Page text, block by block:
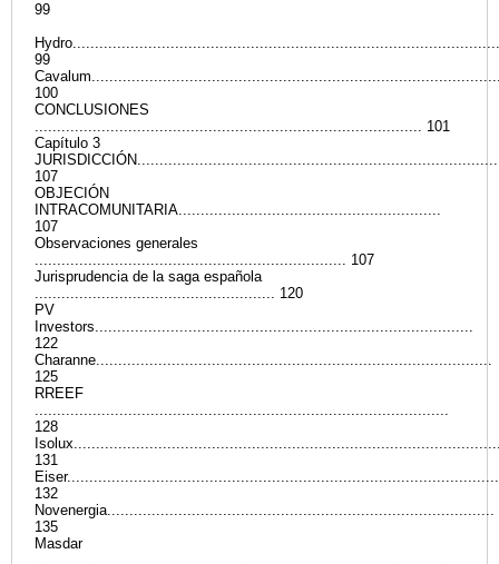
99
99
100
CONCLUSIONES
....................................................................................... 101
Capítulo 3
107
OBJECIÓN
INTRACOMUNITARIA...........................................................
107
Observaciones generales
...................................................................... 107
Jurisprudencia de la saga española
...................................................... 120
PV
Investors.....................................................................................
122
Charanne.........................................................................................
125
RREEF
.............................................................................................
128
131
132
Novenergia.......................................................................................
135
Masdar
.............................................................................................